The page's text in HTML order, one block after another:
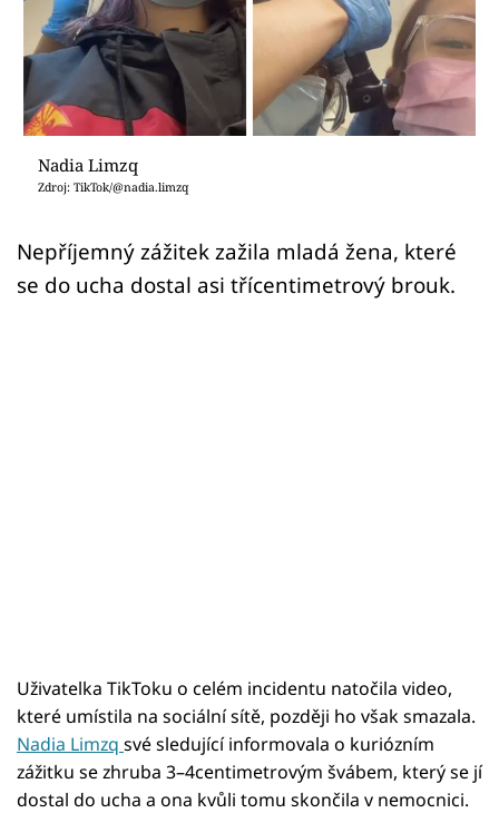
Videa
Sledujte prima+
Přihlášení
Sledujte nás
Nadia Limzq
Zdroj: TikTok/@nadia.limzq
Nepříjemný zážitek zažila mladá žena, které
se do ucha dostal asi třícentimetrový brouk.
Uživatelka TikToku o celém incidentu natočila video,
které umístila na sociální sítě, později ho však smazala.
Nadia Limzq své sledující informovala o kuriózním
zážitku se zhruba 3–4centimetrovým švábem, který se jí
dostal do ucha a ona kvůli tomu skončila v nemocnici.